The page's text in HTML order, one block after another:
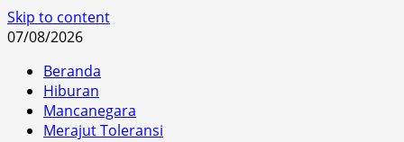
Skip to content
07/08/2026
Beranda
Hiburan
Mancanegara
Merajut Toleransi